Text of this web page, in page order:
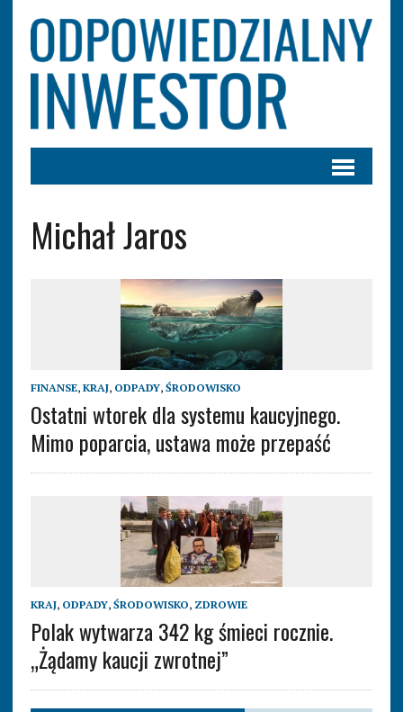
Michał Jaros
FINANSE, KRAJ, ODPADY, ŚRODOWISKO
Ostatni wtorek dla systemu kaucyjnego.
Mimo poparcia, ustawa może przepaść
KRAJ, ODPADY, ŚRODOWISKO, ZDROWIE
Polak wytwarza 342 kg śmieci rocznie.
„Żądamy kaucji zwrotnej”